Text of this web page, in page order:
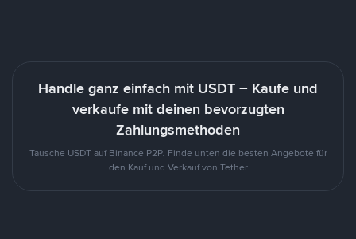
Handle ganz einfach mit USDT – Kaufe und
verkaufe mit deinen bevorzugten
Zahlungsmethoden
Tausche USDT auf Binance P2P. Finde unten die besten Angebote für
den Kauf und Verkauf von Tether